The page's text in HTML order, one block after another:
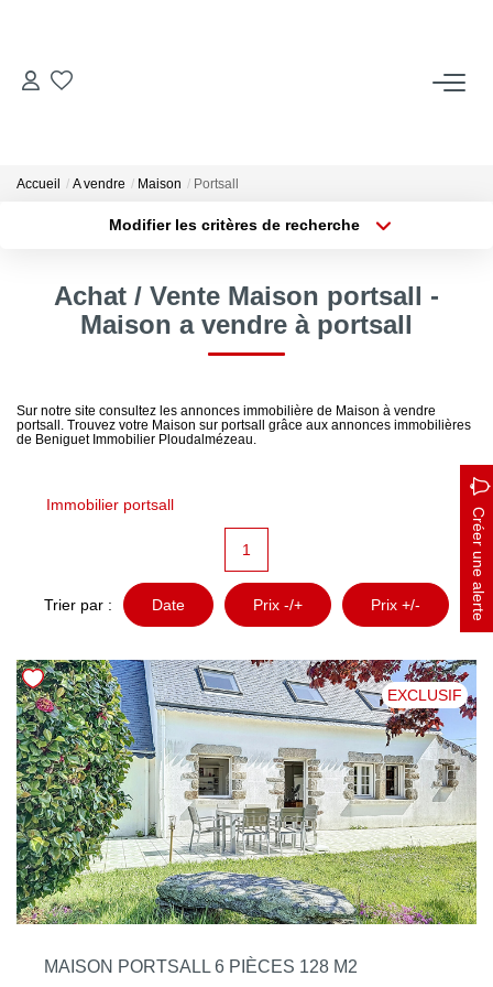
ACHETER
Locations Saisonnières
VENDRE
NOTRE AGENCE
Qui Sommes Nous
Notre Philosophie
Biens Vendus
CONTACT
EN
Accueil A vendre Maison Portsall
Modifier les critères de recherche
Sélectionnez...
Type de bien
Surface min
Créer une alerte
Achat / Vente Maison portsall -
Maison a vendre à portsall
Sur notre site consultez les annonces immobilière de Maison à vendre
portsall. Trouvez votre Maison sur portsall grâce aux annonces immobilières
de Beniguet Immobilier Ploudalmézeau.
Immobilier portsall
Créer une alerte
1
Trier par : Date Prix -/+ Prix +/-
EXCLUSIF
MAISON PORTSALL 6 PIÈCES 128 M2